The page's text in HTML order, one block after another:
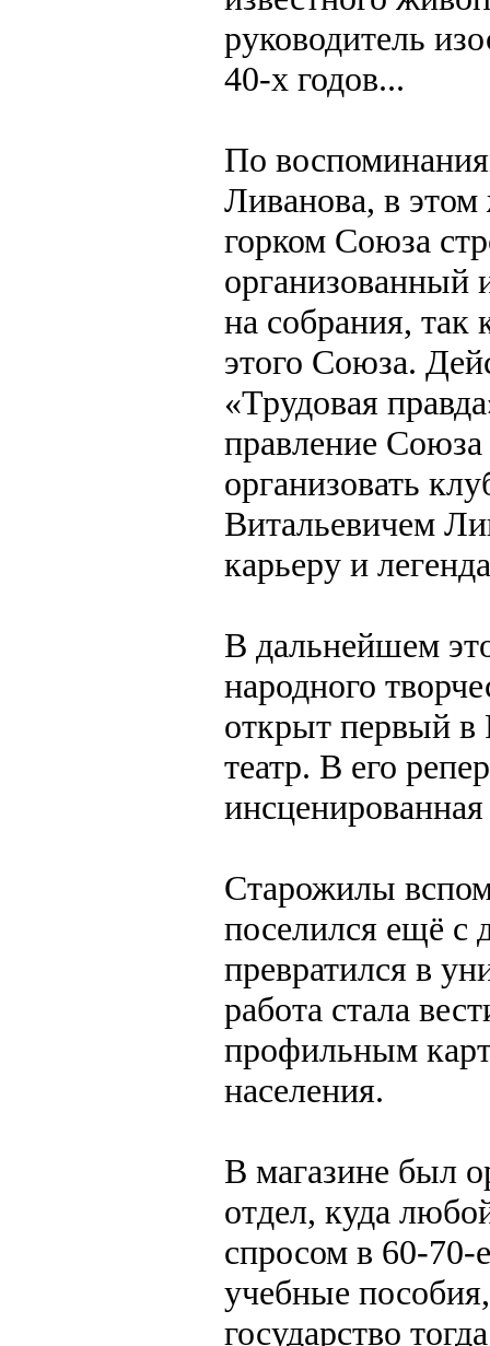
руководитель
40-х годов...
По
Ливанова, в этом
горком Союза
организованный
на собрания, так
этого Союза.
«Трудовая
правление Союза
организовать
Витальевичем
карьеру и
В дальнейшем
народного
открыт первый в
театр. В его
Старожилы
поселился ещё с
превратился в
работа стала
профильным
населения.
В магазине был
отдел, куда
спросом в 60-70-
учебные
государство